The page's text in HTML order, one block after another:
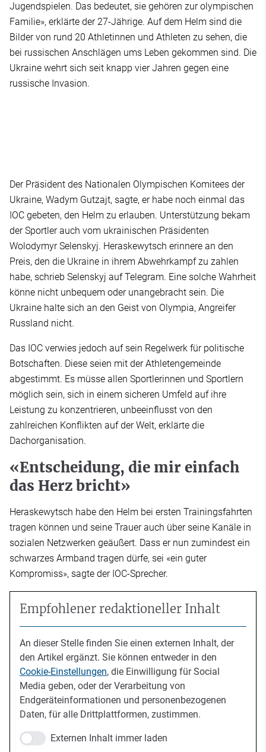
Jugendspielen. Das bedeutet, sie gehören zur olympischen
Familie», erklärte der 27-Jährige. Auf dem Helm sind die
Bilder von rund 20 Athletinnen und Athleten zu sehen, die
bei russischen Anschlägen ums Leben gekommen sind. Die
Ukraine wehrt sich seit knapp vier Jahren gegen eine
russische Invasion.
Der Präsident des Nationalen Olympischen Komitees der
Ukraine, Wadym Gutzajt, sagte, er habe noch einmal das
IOC gebeten, den Helm zu erlauben. Unterstützung bekam
der Sportler auch vom ukrainischen Präsidenten
Wolodymyr Selenskyj. Heraskewytsch erinnere an den
Preis, den die Ukraine in ihrem Abwehrkampf zu zahlen
habe, schrieb Selenskyj auf Telegram. Eine solche Wahrheit
könne nicht unbequem oder unangebracht sein. Die
Ukraine halte sich an den Geist von Olympia, Angreifer
Russland nicht.
Das IOC verwies jedoch auf sein Regelwerk für politische
Botschaften. Diese seien mit der Athletengemeinde
abgestimmt. Es müsse allen Sportlerinnen und Sportlern
möglich sein, sich in einem sicheren Umfeld auf ihre
Leistung zu konzentrieren, unbeeinflusst von den
zahlreichen Konflikten auf der Welt, erklärte die
Dachorganisation.
«Entscheidung, die mir einfach
das Herz bricht»
Heraskewytsch habe den Helm bei ersten Trainingsfahrten
tragen können und seine Trauer auch über seine Kanäle in
sozialen Netzwerken geäußert. Dass er nun zumindest ein
schwarzes Armband tragen dürfe, sei «ein guter
Kompromiss», sagte der IOC-Sprecher.
Empfohlener redaktioneller Inhalt
An dieser Stelle finden Sie einen externen Inhalt, der
den Artikel ergänzt. Sie können entweder in den
Cookie-Einstellungen, die Einwilligung für Social
Media geben, oder der Verarbeitung von
Endgeräteinformationen und personenbezogenen
Daten, für alle Drittplattformen, zustimmen.
Externen Inhalt immer laden